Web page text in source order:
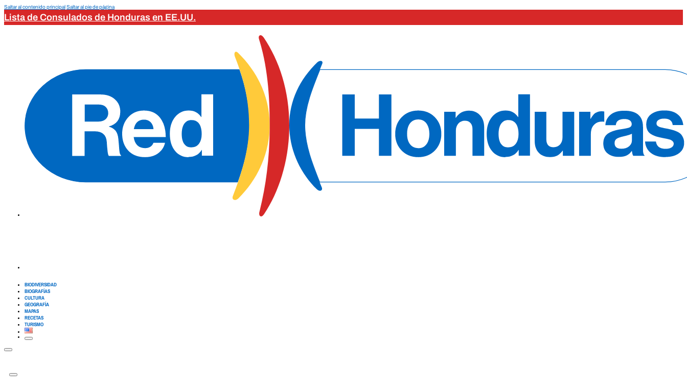
Saltar al contenido principalSaltar al pie de página
Lista de Consulados de Honduras en EE.UU.
BIODIVERSIDAD
BIOGRAFÍAS
CULTURA
GEOGRAFÍA
MAPAS
RECETAS
TURISMO